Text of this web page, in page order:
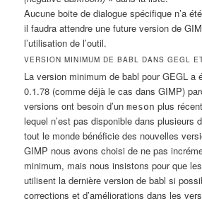
Aucune boite de dialogue spécifique n’a
il faudra attendre une future version de
l’utilisation de l’outil.
VERSION MINIMUM DE BABL DANS GEGL
La version minimum de babl pour GEGL a
0.1.78 (comme déjà le cas dans GIMP)
versions ont besoin d’unmeson plus
lequel n’est pas disponible dans plusieurs
tout le monde bénéficie des nouvelles
GIMP nous avons choisi de ne pas
minimum, mais nous insistons pour que
utilisent la dernière version de babl si
corrections et d’améliorations dans les